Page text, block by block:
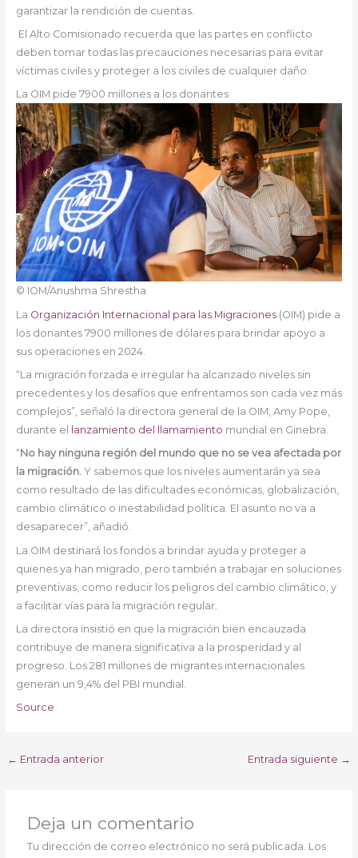
garantizar la rendición de cuentas.
El Alto Comisionado recuerda que las partes en conflicto
deben tomar todas las precauciones necesarias para evitar
víctimas civiles y proteger a los civiles de cualquier daño.
La OIM pide 7900 millones a los donantes
© IOM/Anushma Shrestha
La Organización Internacional para las Migraciones(OIM) pide a
los donantes 7900 millones de dólares para brindar apoyo a
sus operaciones en 2024.
“La migración forzada e irregular ha alcanzado niveles sin
precedentes y los desafíos que enfrentamos son cada vez más
complejos”, señaló la directora general de la OIM, Amy Pope,
durante el
lanzamiento del llamamiento mundial en Ginebra.
“No hay ninguna región del mundo que no se vea afectada por
la migración.Y sabemos que los niveles aumentarán ya sea
como resultado de las dificultades económicas, globalización,
cambio climático o inestabilidad política. El asunto no va a
desaparecer”, añadió.
La OIM destinará los fondos a brindar ayuda y proteger a
quienes ya han migrado, pero también a trabajar en soluciones
preventivas, como reducir los peligros del cambio climático, y
a facilitar vías para la migración regular.
La directora insistió en que la migración bien encauzada
contribuye de manera significativa a la prosperidad y al
progreso. Los 281 millones de migrantes internacionales
generan un 9,4% del PBI mundial.
Source
← Entrada anterior Entrada siguiente →
Deja un comentario
Tu dirección de correo electrónico no será publicada. Los